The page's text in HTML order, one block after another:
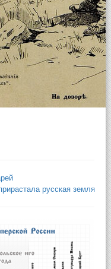
русская земля